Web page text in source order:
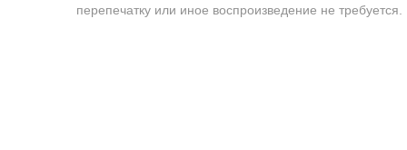
перепечатку или иное воспроизведение не требуется.